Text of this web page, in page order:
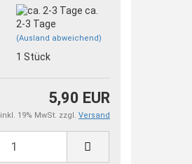
ca.
2-3 Tage
(Ausland abweichend)
1Stück
5,90 EUR
inkl. 19% MwSt. zzgl. Versand